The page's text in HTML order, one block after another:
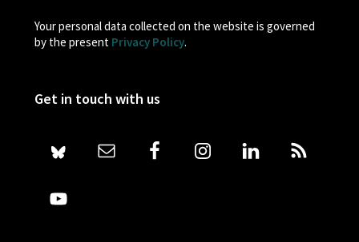
Your personal data collected on the website is governed
by the present Privacy Policy.
Get in touch with us